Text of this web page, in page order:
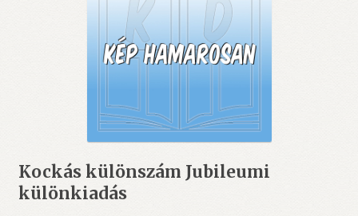
Kockás különszám Jubileumi
különkiadás